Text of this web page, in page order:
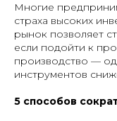
Многие
страха высоких
рынок позволяет
если подойти к
производство —
инструментов
5 способов